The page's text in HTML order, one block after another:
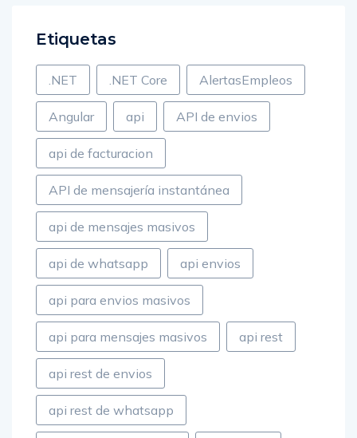
Etiquetas
.NET .NET Core AlertasEmpleos
Angular api API de envios
api de facturacion
API de mensajería instantánea
api de mensajes masivos
api de whatsapp api envios
api para envios masivos
api para mensajes masivos api rest
api rest de envios
api rest de whatsapp